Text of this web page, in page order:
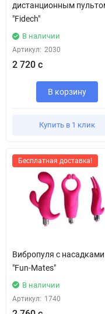
дистанционным
"Fidech"
В наличии
Артикул: 2030
2 720 с
В корзину
Купить в 1 клик
Бесплатная доставка!
Вибропуля с насадками
"Fun-Mates"
В наличии
Артикул: 1740